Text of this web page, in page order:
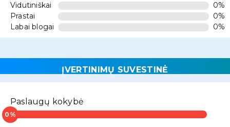
Vidutiniškai
0%
Prastai
0%
Labai blogai
0%
ĮVERTINIMŲ SUVESTINĖ
Paslaugų kokybė